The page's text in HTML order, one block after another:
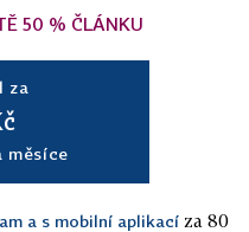
50 % ČLÁNKU
za
měsíce
a s mobilní aplikací za 80